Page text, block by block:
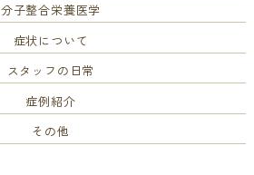
分子整合栄養医学
症状について
スタッフの日常
症例紹介
その他